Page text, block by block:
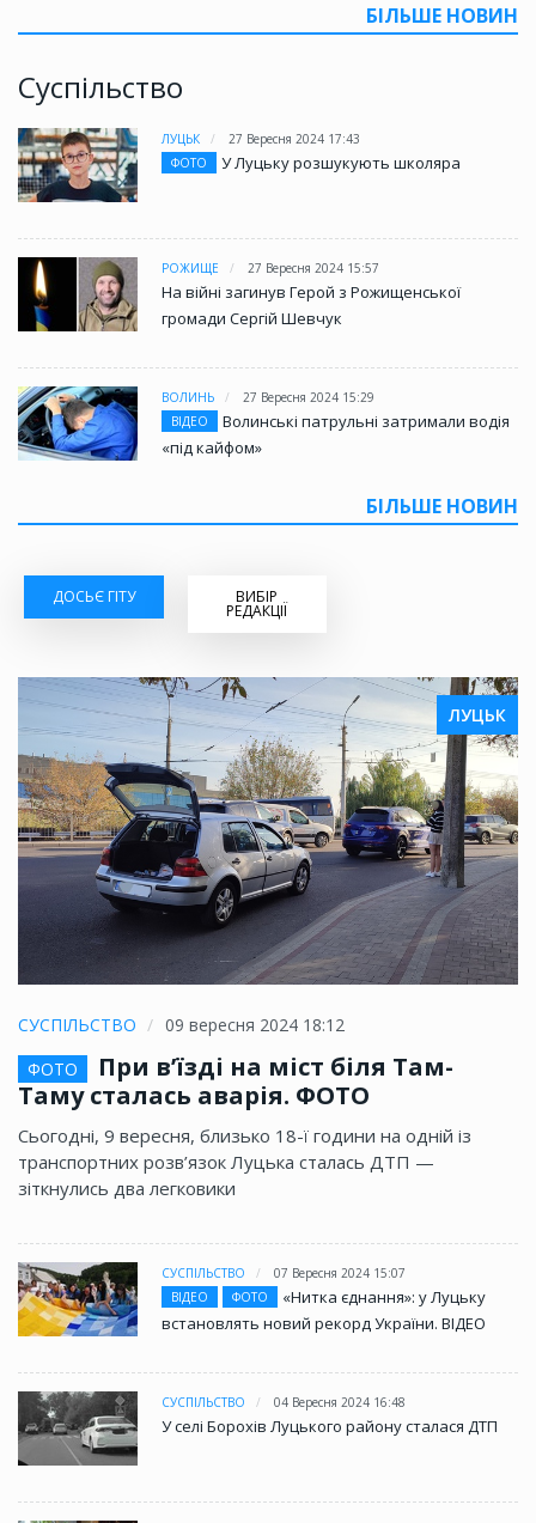
БІЛЬШЕ НОВИН
Суспільство
ЛУЦЬК
27 Вересня 2024 17:43
ФОТО
У Луцьку розшукують школяра
РОЖИЩЕ 27 Вересня 2024 15:57
На війні загинув Герой з Рожищенської
громади Сергій Шевчук
ВОЛИНЬ
27 Вересня 2024 15:29
ВІДЕО
Волинські патрульні затримали водія
«під кайфом»
БІЛЬШЕ НОВИН
ДОСЬЄ ГІТУ ВИБІР
РЕДАКЦІЇ
ЛУЦЬК
СУСПІЛЬСТВО
09 вересня 2024 18:12
ФОТО
При в’їзді на міст біля Там-
Таму сталась аварія. ФОТО
Сьогодні, 9 вересня, близько 18-ї години на одній із
транспортних розв’язок Луцька сталась ДТП —
зіткнулись два легковики
СУСПІЛЬСТВО
07 Вересня 2024 15:07
ВІДЕО
ФОТО
«Нитка єднання»: у Луцьку
встановлять новий рекорд України. ВІДЕО
СУСПІЛЬСТВО 04 Вересня 2024 16:48
У селі Борохів Луцького району сталася ДТП